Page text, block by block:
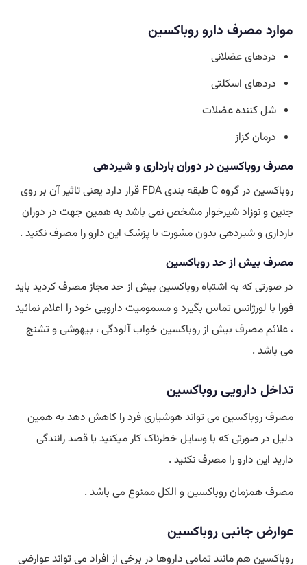
موارد مصرف دارو روباکسین
دردهای عضلانی
دردهای اسکلتی
شل کننده عضلات
درمان کزاز
مصرف روباکسین در دوران بارداری و شیردهی
روباکسین در گروه C طبقه بندی FDA قرار دارد یعنی تاثیر آن بر روی
جنین و نوزاد شیرخوار مشخص نمی باشد به همین جهت در دوران
بارداری و شیردهی بدون مشورت با پزشک این دارو را مصرف نکنید .
مصرف بیش از حد روباکسین
در صورتی که به اشتباهروباکسین بیش از حد مجاز مصرف کردید باید
فورا با لورژانس تماس بگیرد و مسمومیت دارویی خود را اعلام نمائید
، علائم مصرف بیش از روباکسین خواب آلودگی ، بیهوشی و تشنج
می باشد .
تداخل دارویی روباکسین
مصرف روباکسین می تواند هوشیاری فرد را کاهش دهد به همین
دلیل در صورتی که با وسایل خطرناک کار میکنید یا قصد رانندگی
دارید این دارو را مصرف نکنید .
مصرف همزمان روباکسین و الکل ممنوع می باشد .
عوارض جانبی روباکسین
روباکسین هم مانند تمامی داروها در برخی از افراد می تواند عوارضی